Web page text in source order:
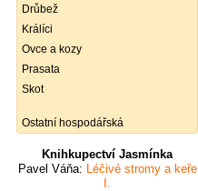
Drůbež
Králíci
Ovce a kozy
Prasata
Skot
Ostatní hospodářská
Knihkupectví Jasmínka
Pavel Váňa: Léčivé stromy a keře
I.